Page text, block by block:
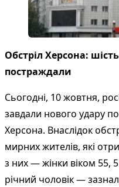
Обстріл Херсона:
постраждали
Сьогодні, 10 жовтня,
завдали нового удару
Херсона. Внаслідок
мирних жителів, які
з них — жінки віком 55,
річний чоловік —